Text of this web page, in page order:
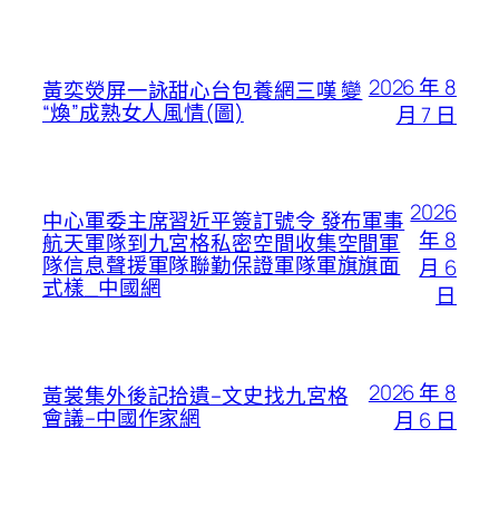
黃奕熒屏一詠甜心台包養網三嘆 變
“煥”成熟女人風情(圖)
2026 年 8
月 7 日
中心軍委主席習近平簽訂號令 發布軍事
航天軍隊到九宮格私密空間收集空間軍
隊信息聲援軍隊聯勤保證軍隊軍旗旗面
式樣_中國網
2026
年 8
月 6
日
黃裳集外後記拾遺–文史找九宮格
會議–中國作家網
2026 年 8
月 6 日